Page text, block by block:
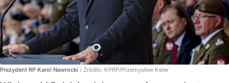
Prezydent RP Karol Nawrocki / Źródło: KPRP/Przemysław Keler